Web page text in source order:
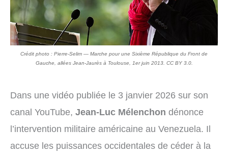
Crédit photo : Pierre-Selim — Marche pour une Sixième République du Front de
Gauche, allées Jean-Jaurès à Toulouse, 1er juin 2013. CC BY 3.0.
Dans une vidéo publiée le 3 janvier 2026 sur son
canal YouTube, Jean-Luc Mélenchon dénonce
l’intervention militaire américaine au Venezuela. Il
accuse les puissances occidentales de céder à la